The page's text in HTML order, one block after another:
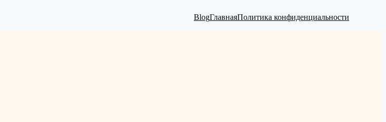
BlogГлавнаяПолитика конфиденциальности